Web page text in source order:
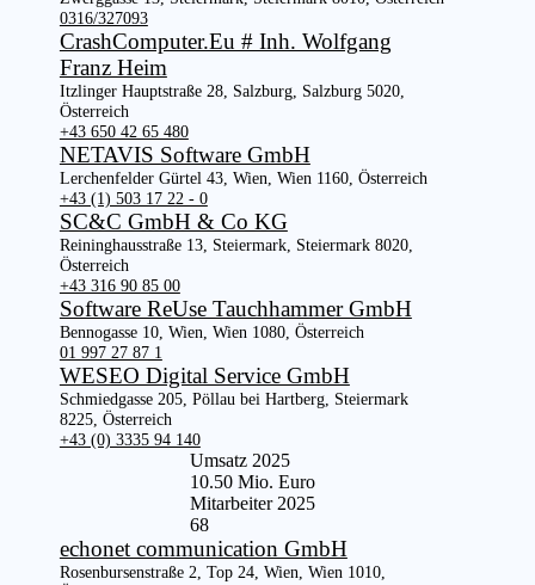
0316/327093
CrashComputer.Eu # Inh. Wolfgang
Franz Heim
Itzlinger Hauptstraße 28, Salzburg, Salzburg 5020,
Österreich
+43 650 42 65 480
NETAVIS Software GmbH
Lerchenfelder Gürtel 43, Wien, Wien 1160, Österreich
+43 (1) 503 17 22 - 0
SC&C GmbH & Co KG
Reininghausstraße 13, Steiermark, Steiermark 8020,
Österreich
+43 316 90 85 00
Software ReUse Tauchhammer GmbH
Bennogasse 10, Wien, Wien 1080, Österreich
01 997 27 87 1
WESEO Digital Service GmbH
Schmiedgasse 205, Pöllau bei Hartberg, Steiermark
8225, Österreich
+43 (0) 3335 94 140
Umsatz 2025
10.50 Mio. Euro
Mitarbeiter 2025
68
echonet communication GmbH
Rosenbursenstraße 2, Top 24, Wien, Wien 1010,